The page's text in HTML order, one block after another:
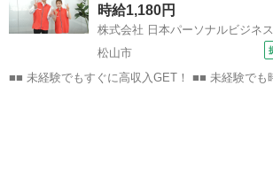
録!! ■■...
時給1,180円
株式会社 日本パーソナルビジネ
松山市
■■ 未経験でもすぐに高収入GET！ ■■ 未経験でも